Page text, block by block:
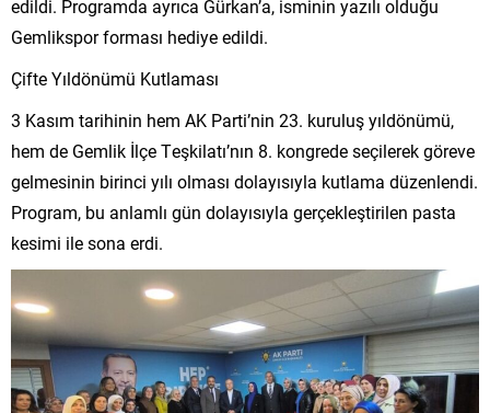
edildi. Programda ayrıca Gürkan’a, isminin yazılı olduğu
Gemlikspor forması hediye edildi.
Çifte Yıldönümü Kutlaması
3 Kasım tarihinin hem AK Parti’nin 23. kuruluş yıldönümü,
hem de Gemlik İlçe Teşkilatı’nın 8. kongrede seçilerek göreve
gelmesinin birinci yılı olması dolayısıyla kutlama düzenlendi.
Program, bu anlamlı gün dolayısıyla gerçekleştirilen pasta
kesimi ile sona erdi.